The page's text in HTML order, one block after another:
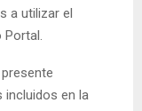
a utilizar el
Portal.
incluidos en la